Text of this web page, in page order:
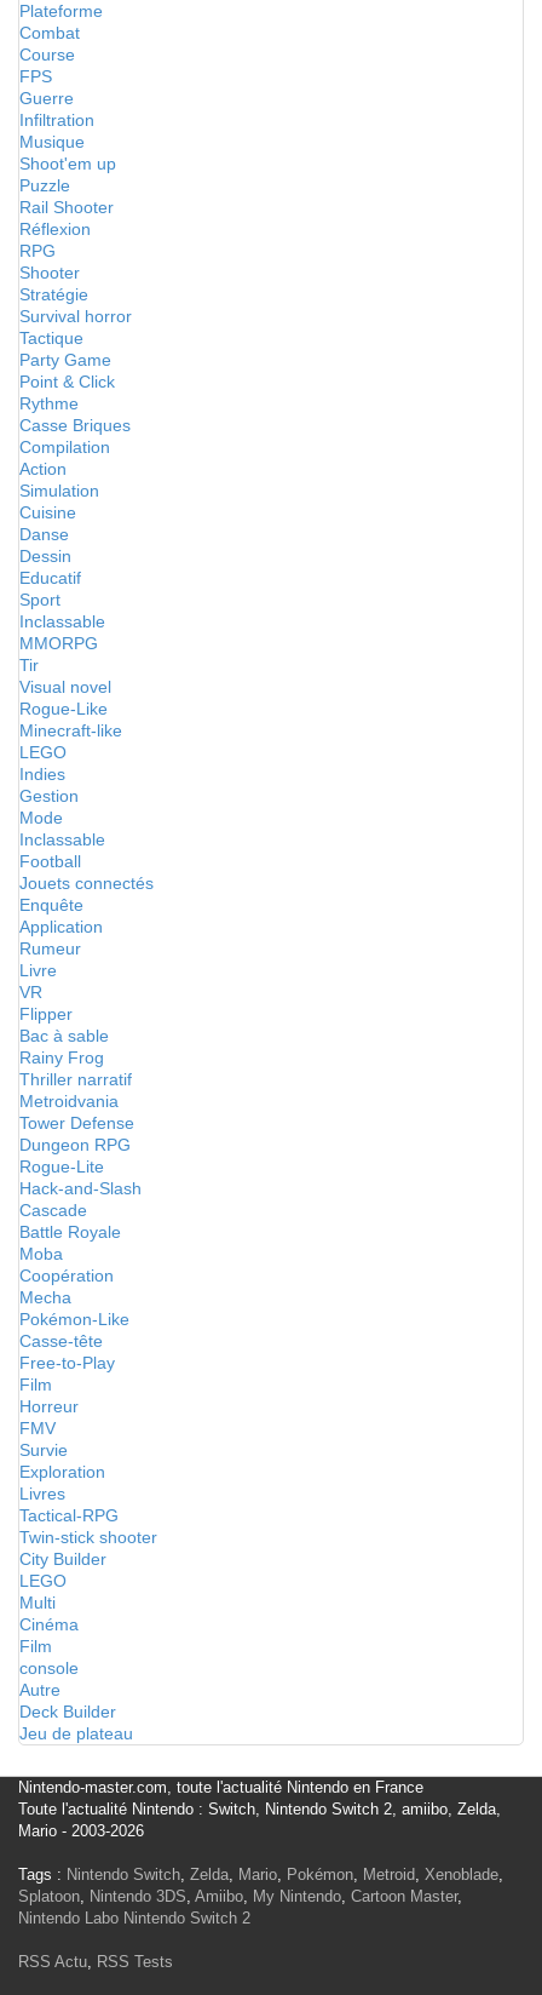
Plateforme
Combat
Course
FPS
Guerre
Infiltration
Musique
Shoot'em up
Puzzle
Rail Shooter
Réflexion
RPG
Shooter
Stratégie
Survival horror
Tactique
Party Game
Point & Click
Rythme
Casse Briques
Compilation
Action
Simulation
Cuisine
Danse
Dessin
Educatif
Sport
Inclassable
MMORPG
Tir
Visual novel
Rogue-Like
Minecraft-like
LEGO
Indies
Gestion
Mode
Inclassable
Football
Jouets connectés
Enquête
Application
Rumeur
Livre
VR
Flipper
Bac à sable
Rainy Frog
Thriller narratif
Metroidvania
Tower Defense
Dungeon RPG
Rogue-Lite
Hack-and-Slash
Cascade
Battle Royale
Moba
Coopération
Mecha
Pokémon-Like
Casse-tête
Free-to-Play
Film
Horreur
FMV
Survie
Exploration
Livres
Tactical-RPG
Twin-stick shooter
City Builder
LEGO
Multi
Cinéma
Film
console
Autre
Deck Builder
Jeu de plateau
Nintendo-master.com, toute l'actualité Nintendo en France
Toute l'actualité Nintendo : Switch, Nintendo Switch 2, amiibo, Zelda,
Mario - 2003-2026
Tags : Nintendo Switch, Zelda, Mario, Pokémon, Metroid, Xenoblade,
Splatoon, Nintendo 3DS, Amiibo, My Nintendo, Cartoon Master,
Nintendo Labo Nintendo Switch 2
RSS Actu, RSS Tests